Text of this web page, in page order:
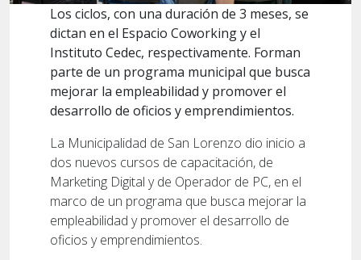
Los ciclos, con una duración de 3 meses, se
dictan en el Espacio Coworking y el
Instituto Cedec, respectivamente. Forman
parte de un programa municipal que busca
mejorar la empleabilidad y promover el
desarrollo de oficios y emprendimientos.
La Municipalidad de San Lorenzo dio inicio a
dos nuevos cursos de capacitación, de
Marketing Digital y de Operador de PC, en el
marco de un programa que busca mejorar la
empleabilidad y promover el desarrollo de
oficios y emprendimientos.